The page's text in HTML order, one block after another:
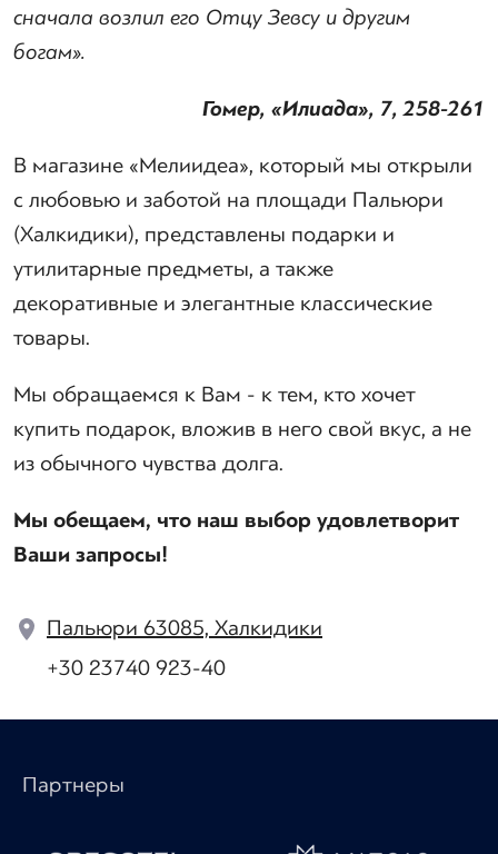
сначала возлил его Отцу Зевсу и другим
богам».
Гомер, «Илиада», 7, 258-261
В магазине «Мелиидеа», который мы открыли
с любовью и заботой на площади Пальюри
(Халкидики), представлены подарки и
утилитарные предметы, а также
декоративные и элегантные классические
товары.
Мы обращаемся к Вам - к тем, кто хочет
купить подарок, вложив в него свой вкус, а не
из обычного чувства долга.
Мы обещаем, что наш выбор удовлетворит
Ваши запросы!
Пальюри 63085, Халкидики
+30 23740 923-40
Партнеры